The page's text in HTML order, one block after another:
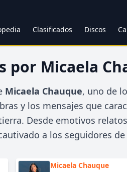
Clasificados Discos
por Micaela
Micaela Chauque, uno de
y los mensajes que
Desde emotivos
a los seguidores
Micaela Chauque